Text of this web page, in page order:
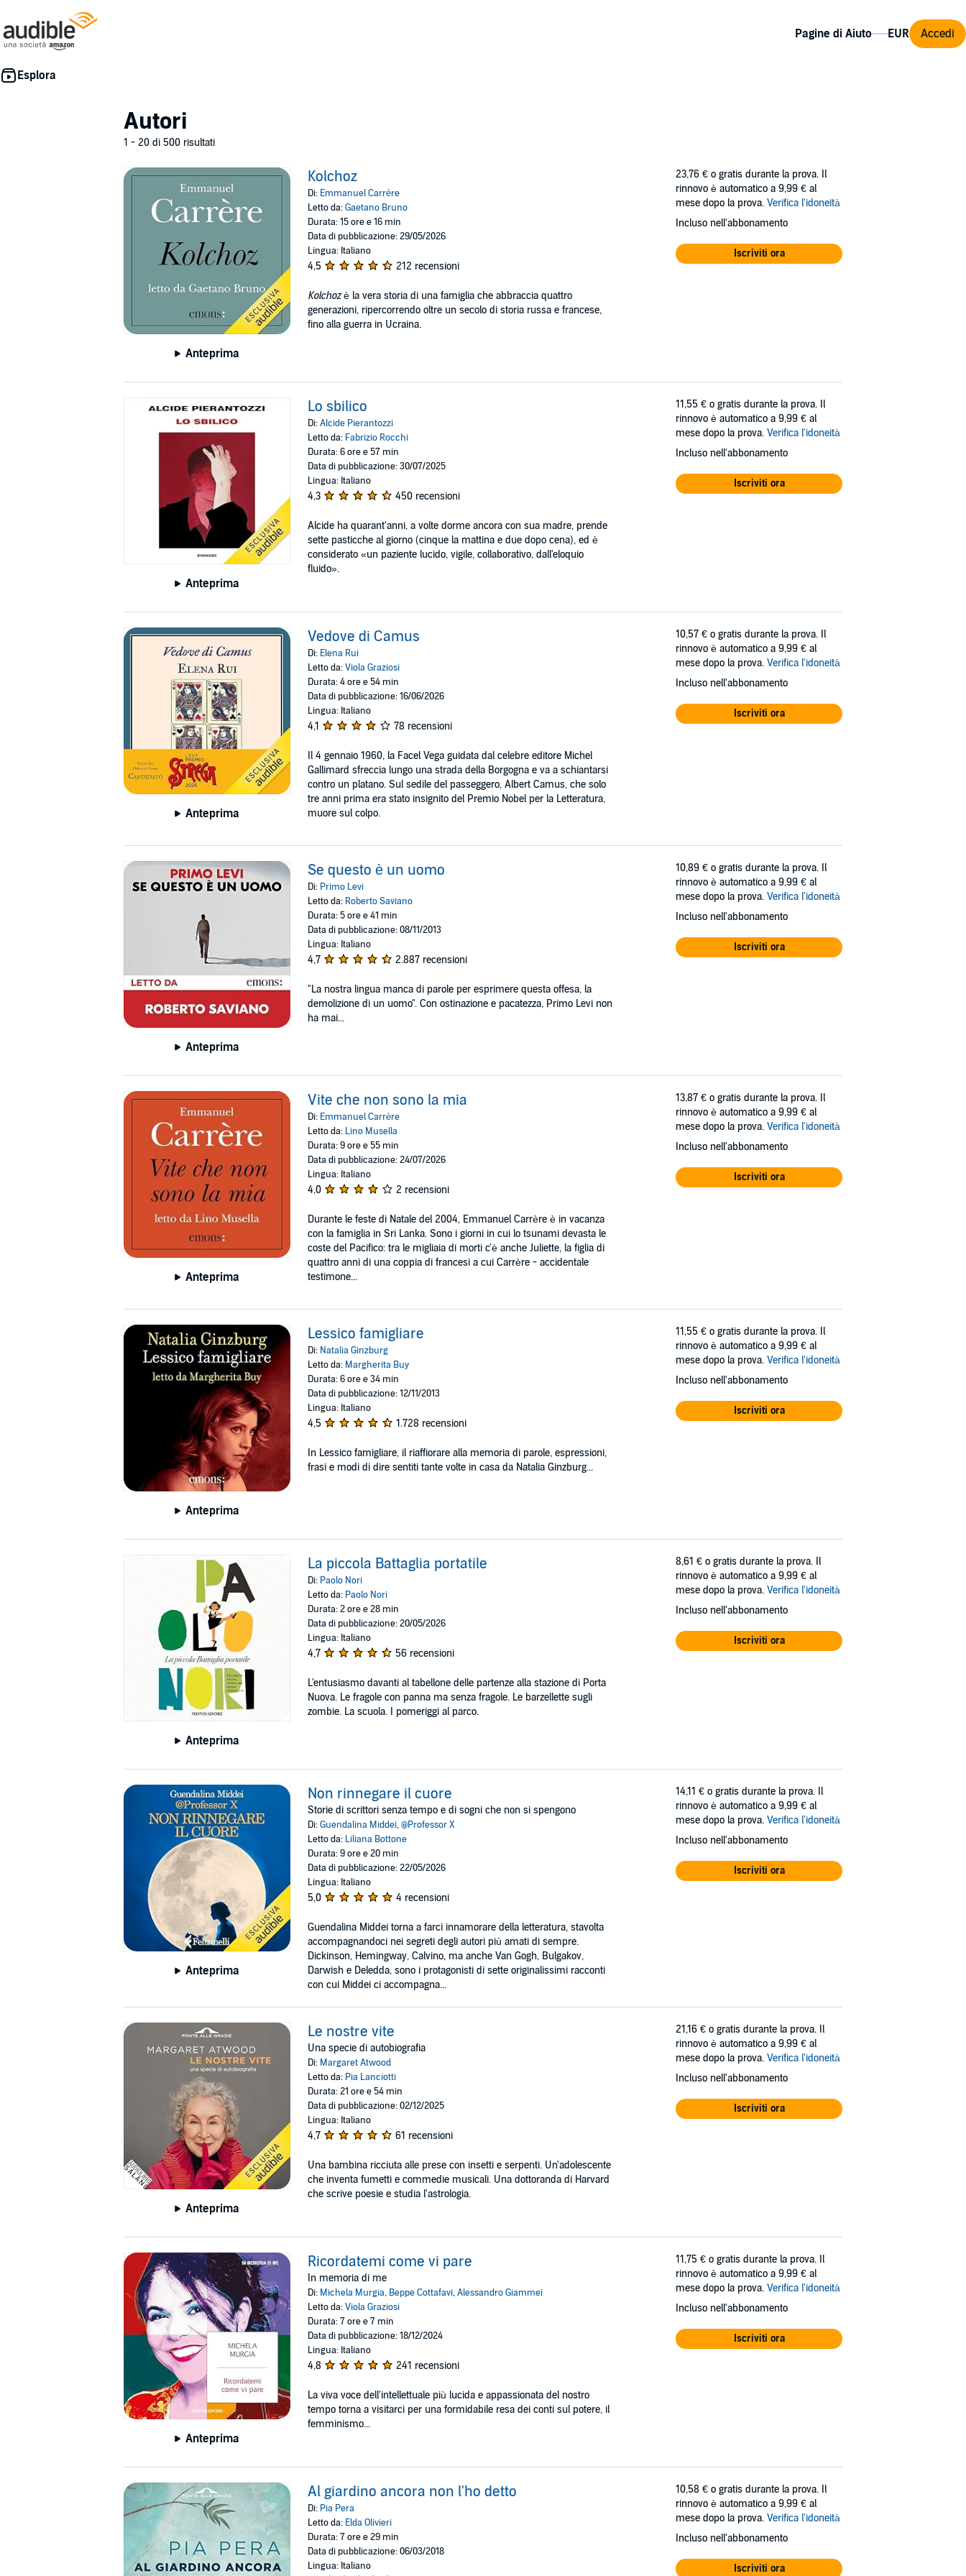
Pagine di Aiuto Accedi
Autori
1 - 20 di 500 risultati
Anteprima
Kolchoz
Di: Emmanuel Carrère
Letto da:Gaetano Bruno
Durata: 15 ore e 16 min
Data di pubblicazione: 29/05/2026
Lingua: Italiano
4,5 212 recensioni
Kolchozè la vera storia di una famiglia che abbraccia quattro
generazioni, ripercorrendo oltre un secolo di storia russa e francese,
fino alla guerra in Ucraina.
23,76 € o gratis durante la prova. Il
rinnovo è automatico a 9,99 € al
mese dopo la prova. Verifica l'idoneità
Incluso nell'abbonamento
Iscriviti ora
Anteprima
Lo sbilico
Di:Alcide Pierantozzi
Letto da: Fabrizio Rocchi
Durata: 6 ore e 57 min
Data di pubblicazione: 30/07/2025
Lingua: Italiano
4,3 450 recensioni
Alcide ha quarant'anni, a volte dorme ancora con sua madre, prende
sette pasticche al giorno (cinque la mattina e due dopo cena), ed è
considerato «un paziente lucido, vigile, collaborativo, dall'eloquio
fluido».
11,55 € o gratis durante la prova. Il
rinnovo è automatico a 9,99 € al
mese dopo la prova. Verifica l'idoneità
Incluso nell'abbonamento
Iscriviti ora
Anteprima
Vedove di Camus
Di: Elena Rui
Letto da:Viola Graziosi
Durata: 4 ore e 54 min
Data di pubblicazione: 16/06/2026
Lingua: Italiano
4,1 78 recensioni
Il 4 gennaio 1960, la Facel Vega guidata dal celebre editore Michel
Gallimard sfreccia lungo una strada della Borgogna e va a schiantarsi
contro un platano. Sul sedile del passeggero, Albert Camus, che solo
tre anni prima era stato insignito del Premio Nobel per la Letteratura,
muore sul colpo.
10,57 € o gratis durante la prova. Il
rinnovo è automatico a 9,99 € al
mese dopo la prova. Verifica l'idoneità
Incluso nell'abbonamento
Iscriviti ora
Anteprima
Se questo è un uomo
Di: Primo Levi
Letto da: Roberto Saviano
Durata: 5 ore e 41 min
Data di pubblicazione: 08/11/2013
Lingua: Italiano
4,7 2.887 recensioni
"La nostra lingua manca di parole per esprimere questa offesa, la
demolizione di un uomo". Con ostinazione e pacatezza, Primo Levi non
ha mai...
10,89 € o gratis durante la prova. Il
rinnovo è automatico a 9,99 € al
mese dopo la prova. Verifica l'idoneità
Incluso nell'abbonamento
Iscriviti ora
Anteprima
Vite che non sono la mia
Di: Emmanuel Carrère
Letto da: Lino Musella
Durata: 9 ore e 55 min
Data di pubblicazione: 24/07/2026
Lingua: Italiano
4,0 2 recensioni
Durante le feste di Natale del 2004, Emmanuel Carrère è in vacanza
con la famiglia in Sri Lanka. Sono i giorni in cui lo tsunami devasta le
coste del Pacifico: tra le migliaia di morti c'è anche Juliette, la figlia di
quattro anni di una coppia di francesi a cui Carrère - accidentale
testimone...
13,87 € o gratis durante la prova. Il
rinnovo è automatico a 9,99 € al
mese dopo la prova. Verifica l'idoneità
Incluso nell'abbonamento
Iscriviti ora
Anteprima
Lessico famigliare
Di: Natalia Ginzburg
Letto da: Margherita Buy
Durata: 6 ore e 34 min
Data di pubblicazione: 12/11/2013
Lingua: Italiano
4,5 1.728 recensioni
In Lessico famigliare, il riaffiorare alla memoria di parole, espressioni,
frasi e modi di dire sentiti tante volte in casa da Natalia Ginzburg...
11,55 € o gratis durante la prova. Il
rinnovo è automatico a 9,99 € al
mese dopo la prova. Verifica l'idoneità
Incluso nell'abbonamento
Iscriviti ora
Anteprima
La piccola Battaglia portatile
Di: Paolo Nori
Letto da: Paolo Nori
Durata: 2 ore e 28 min
Data di pubblicazione: 20/05/2026
Lingua: Italiano
4,7 56 recensioni
L'entusiasmo davanti al tabellone delle partenze alla stazione di Porta
Nuova. Le fragole con panna ma senza fragole. Le barzellette sugli
zombie. La scuola. I pomeriggi al parco.
8,61 € o gratis durante la prova. Il
rinnovo è automatico a 9,99 € al
mese dopo la prova. Verifica l'idoneità
Incluso nell'abbonamento
Iscriviti ora
Anteprima
Non rinnegare il cuore
Storie di scrittori senza tempo e di sogni che non si spengono
Di:Guendalina Middei,@Professor X
Letto da: Liliana Bottone
Durata: 9 ore e 20 min
Data di pubblicazione: 22/05/2026
Lingua: Italiano
5,0 4 recensioni
Guendalina Middei torna a farci innamorare della letteratura, stavolta
accompagnandoci nei segreti degli autori più amati di sempre.
Dickinson, Hemingway, Calvino, ma anche Van Gogh, Bulgakov,
Darwish e Deledda, sono i protagonisti di sette originalissimi racconti
con cui Middei ci accompagna...
14,11 € o gratis durante la prova. Il
rinnovo è automatico a 9,99 € al
mese dopo la prova. Verifica l'idoneità
Incluso nell'abbonamento
Iscriviti ora
Anteprima
Le nostre vite
Una specie di autobiografia
Di: Margaret Atwood
Letto da: Pia Lanciotti
Durata: 21 ore e 54 min
Data di pubblicazione: 02/12/2025
Lingua: Italiano
4,7 61 recensioni
Una bambina ricciuta alle prese con insetti e serpenti. Un'adolescente
che inventa fumetti e commedie musicali. Una dottoranda di Harvard
che scrive poesie e studia l'astrologia.
21,16 € o gratis durante la prova. Il
rinnovo è automatico a 9,99 € al
mese dopo la prova. Verifica l'idoneità
Incluso nell'abbonamento
Iscriviti ora
Anteprima
Ricordatemi come vi pare
In memoria di me
Di: Michela Murgia, Beppe Cottafavi,Alessandro Giammei
Letto da:Viola Graziosi
Durata: 7 ore e 7 min
Data di pubblicazione: 18/12/2024
Lingua: Italiano
4,8 241 recensioni
La viva voce dell'intellettuale più lucida e appassionata del nostro
tempo torna a visitarci per una formidabile resa dei conti sul potere, il
femminismo...
11,75 € o gratis durante la prova. Il
rinnovo è automatico a 9,99 € al
mese dopo la prova. Verifica l'idoneità
Incluso nell'abbonamento
Iscriviti ora
Al giardino ancora non l'ho detto
Di: Pia Pera
Letto da: Elda Olivieri
Durata: 7 ore e 29 min
Data di pubblicazione: 06/03/2018
Lingua: Italiano
10,58 € o gratis durante la prova. Il
rinnovo è automatico a 9,99 € al
mese dopo la prova. Verifica l'idoneità
Incluso nell'abbonamento
Iscriviti ora